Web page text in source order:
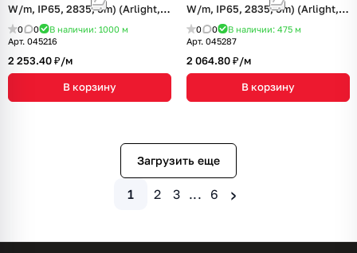
W/m, IP65, 2835, 5m) (Arlight, 5
лет)
0 0 В наличии: 1000 м
Арт. 045216
2 253.40 ₽/м
В корзину
W/m, IP65, 2835, 5m) (Arlight, 5
лет)
0 0 В наличии: 475 м
Арт. 045287
2 064.80 ₽/м
В корзину
Загрузить еще
1 2 3 ... 6 ›